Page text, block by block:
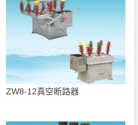
ZW8-12真空断路器